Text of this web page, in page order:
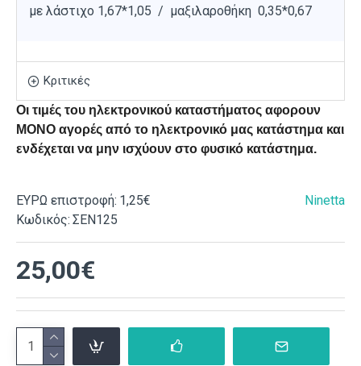
με λάστιχο 1,67*1,05 / μαξιλαροθήκη 0,35*0,67
Κριτικές
Οι τιμές του ηλεκτρονικού καταστήματος αφορουν
ΜΟΝΟ αγορές από το ηλεκτρονικό μας κατάστημα και
ενδέχεται να μην ισχύουν στο φυσικό κατάστημα.
ΕΥΡΩ επιστροφή: 1,25€
Κωδικός: ΣΕΝ125
Ninetta
25,00€